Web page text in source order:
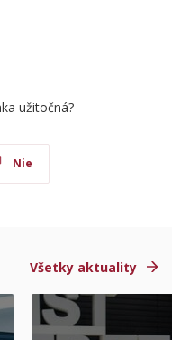
užitočná?
Nie
Všetky aktuality